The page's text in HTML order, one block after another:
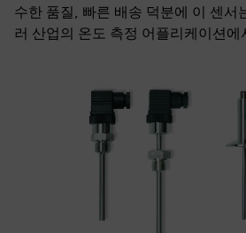
수한 품질, 빠른 배송 덕분에 이 센서
러 산업의 온도 측정 어플리케이션